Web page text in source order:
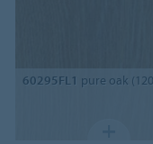
60295FL1 pure oak